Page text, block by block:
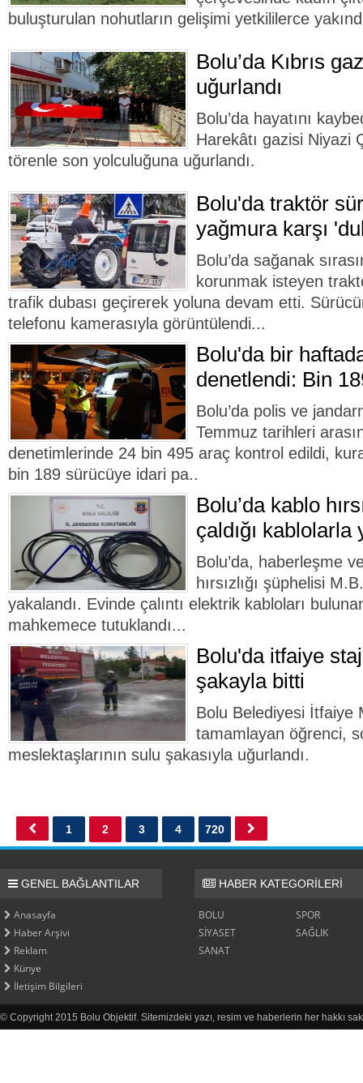
buluşturulan nohutların gelişimi yetkililerce
Bolu’da Kıbrıs
uğurlandı
Bolu’da hayatını
Harekâtı gazisi Niyazi
törenle son yolculuğuna uğurlandı.
Bolu'da traktör
yağmura karşı
Bolu’da sağanak
korunmak isteyen
trafik dubası geçirerek yoluna devam etti.
telefonu kamerasıyla görüntülendi...
Bolu'da bir
denetlendi: Bin
Bolu’da polis ve
Temmuz tarihleri
denetimlerinde 24 bin 495 araç kontrol edildi,
bin 189 sürücüye idari pa..
Bolu’da kablo
çaldığı kablolarla
Bolu’da, haberleşme
hırsızlığı şüphelisi
yakalandı. Evinde çalıntı elektrik kabloları
mahkemece tutuklandı...
Bolu'da itfaiye
şakayla bitti
Bolu Belediyesi İtfaiye
tamamlayan öğrenci,
meslektaşlarının sulu şakasıyla uğurlandı.
1 2 3 4 720
GENEL BAĞLANTILAR
Anasayfa
Haber Arşivi
Reklam
Künye
İletişim Bilgileri
HABER KATEGORİLERİ
BOLU
SPOR
SİYASET
SAĞLIK
SANAT
© Copyright 2015 Bolu Objektif. Sitemizdeki yazı, resim ve haberlerin her hakkı